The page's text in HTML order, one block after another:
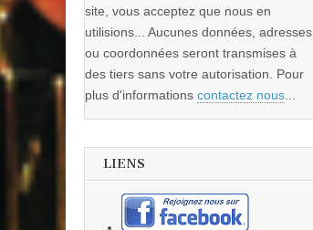
site, vous acceptez que nous en
utilisions... Aucunes données, adresses
ou coordonnées seront transmises à
des tiers sans votre autorisation. Pour
plus d'informations contactez nous...
LIENS